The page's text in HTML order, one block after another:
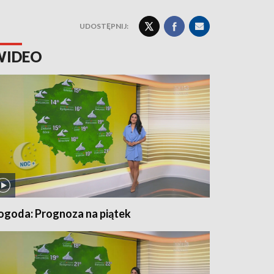
UDOSTĘPNIJ:
Prognoza na piątek